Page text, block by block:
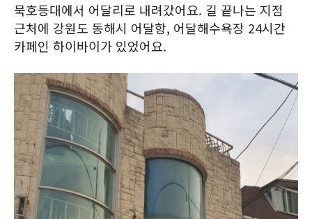
묵호등대에서 어달리로 내려갔어요. 길 끝나는 지점
근처에 강원도 동해시 어달항, 어달해수욕장 24시간
카페인 하이바이가 있었어요.